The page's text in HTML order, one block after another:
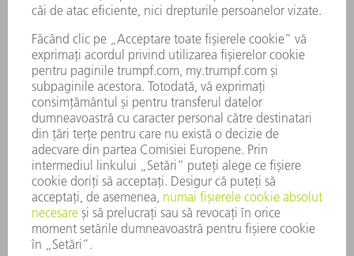
CARIERĂ
PROFILUL COMPANIEI
COMITET EXECUTIV
RAPORT DE AFACERI
PRINCIPII DE BAZĂ ALE COMPANIEI
CONFORMITATE
SISTEMUL AVERTIZORILOR DE INTEGRITATE
SECURITATE
COMUNICATE DE PRESĂ
REVISTE
SUSTENABILITATE
MEDIU ȘI CLIMĂ
ASPECTE SOCIALE ȘI DE ÎNTREPRINDERE
GUVERNANȚA CORPORATIVĂ